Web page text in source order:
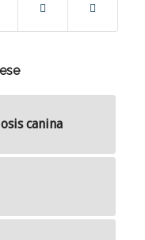
canina